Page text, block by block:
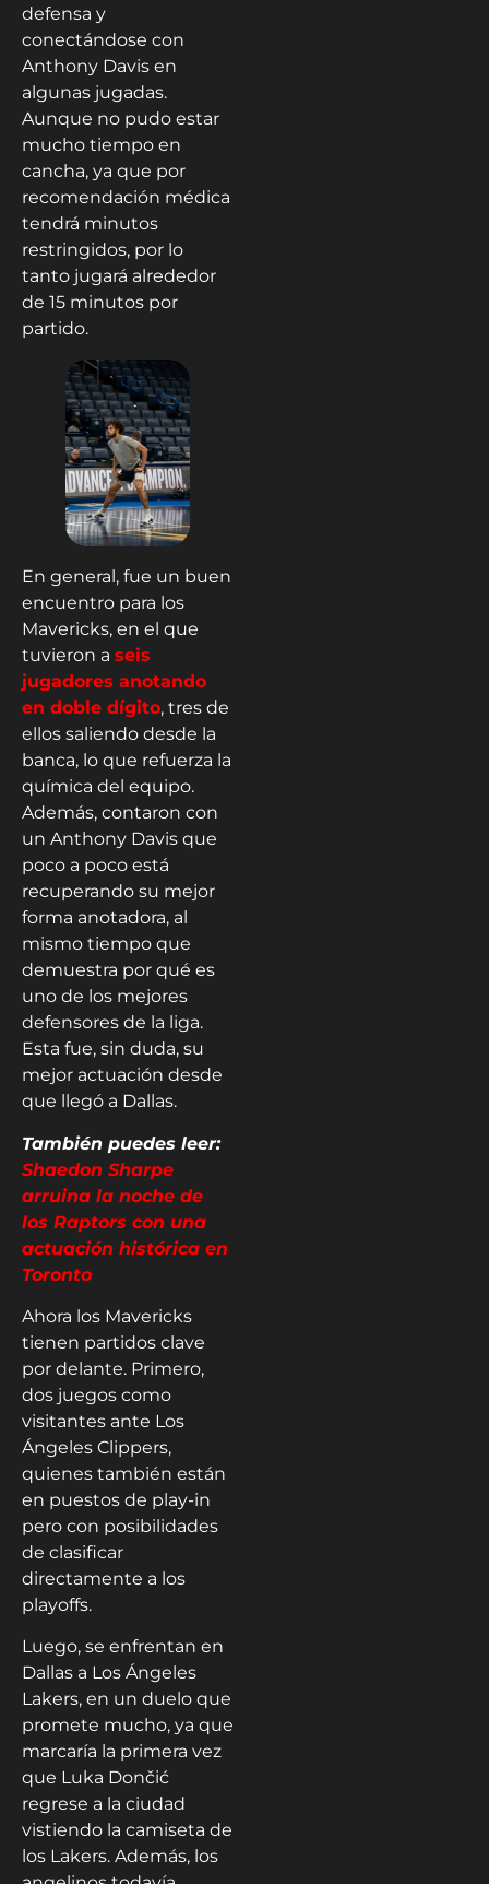
defensa y
conectándose con
Anthony Davis en
algunas jugadas.
Aunque no pudo estar
mucho tiempo en
cancha, ya que por
recomendación médica
tendrá minutos
restringidos, por lo
tanto jugará alrededor
de 15 minutos por
partido.
En general, fue un buen
encuentro para los
Mavericks, en el que
tuvieron a seis
jugadores anotando
en doble dígito, tres de
ellos saliendo desde la
banca, lo que refuerza la
química del equipo.
Además, contaron con
un Anthony Davis que
poco a poco está
recuperando su mejor
forma anotadora, al
mismo tiempo que
demuestra por qué es
uno de los mejores
defensores de la liga.
Esta fue, sin duda, su
mejor actuación desde
que llegó a Dallas.
También puedes leer:
Shaedon Sharpe
arruina la noche de
los Raptors con una
actuación histórica en
Toronto
Ahora los Mavericks
tienen partidos clave
por delante. Primero,
dos juegos como
visitantes ante Los
Ángeles Clippers,
quienes también están
en puestos de play-in
pero con posibilidades
de clasificar
directamente a los
playoffs.
Luego, se enfrentan en
Dallas a Los Ángeles
Lakers, en un duelo que
promete mucho, ya que
marcaría la primera vez
que Luka Dončić
regrese a la ciudad
vistiendo la camiseta de
los Lakers. Además, los